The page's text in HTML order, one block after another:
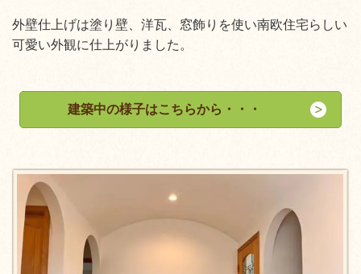
外壁仕上げは塗り壁、洋瓦、窓飾りを使い南欧住宅らしい
可愛い外観に仕上がりました。
建築中の様子はこちらから・・・